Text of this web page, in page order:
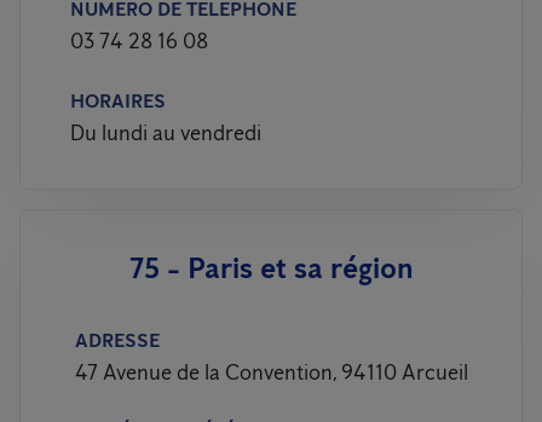
NUMÉRO DE TÉLÉPHONE
03 74 28 16 08
HORAIRES
Du lundi au vendredi
75 - Paris et sa région
ADRESSE
47 Avenue de la Convention, 94110 Arcueil